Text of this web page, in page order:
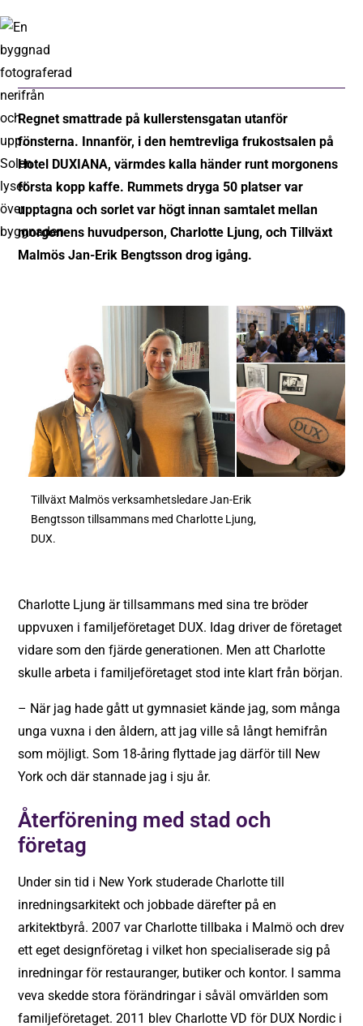
Regnet smattrade på kullerstensgatan utanför
fönsterna. Innanför, i den hemtrevliga frukostsalen på
Hotel DUXIANA, värmdes kalla händer runt morgonens
första kopp kaffe. Rummets dryga 50 platser var
upptagna och sorlet var högt innan samtalet mellan
morgonens huvudperson, Charlotte Ljung, och Tillväxt
Malmös Jan-Erik Bengtsson drog igång.
Tillväxt Malmös verksamhetsledare Jan-Erik
Bengtsson tillsammans med Charlotte Ljung,
DUX.
Charlotte Ljung är tillsammans med sina tre bröder
uppvuxen i familjeföretaget DUX. Idag driver de företaget
vidare som den fjärde generationen. Men att Charlotte
skulle arbeta i familjeföretaget stod inte klart från början.
– När jag hade gått ut gymnasiet kände jag, som många
unga vuxna i den åldern, att jag ville så långt hemifrån
som möjligt. Som 18-åring flyttade jag därför till New
York och där stannade jag i sju år.
Återförening med stad och
företag
Under sin tid i New York studerade Charlotte till
inredningsarkitekt och jobbade därefter på en
arkitektbyrå. 2007 var Charlotte tillbaka i Malmö och drev
ett eget designföretag i vilket hon specialiserade sig på
inredningar för restauranger, butiker och kontor. I samma
veva skedde stora förändringar i såväl omvärlden som
familjeföretaget. 2011 blev Charlotte VD för DUX Nordic i